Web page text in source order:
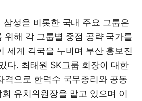
삼성을 비롯한 국내 주요 그룹은
위해 각 그룹별 중점 공략 국가를
세계 각국을 누비며 부산 홍보전
다. 최태원 SK그룹 회장이 대한
격으로 한덕수 국무총리와 공동
유치위원장을 맡고 있으며 이